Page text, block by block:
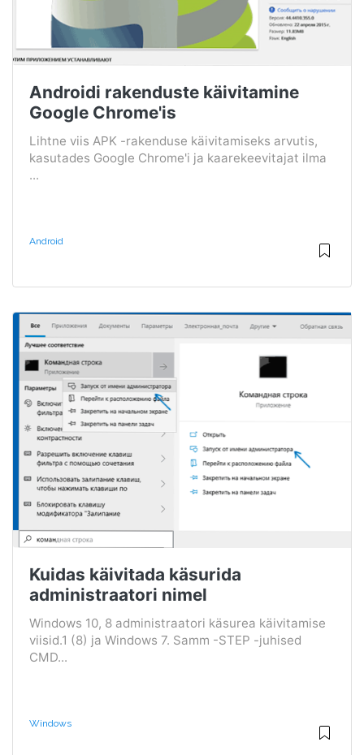
Androidi rakenduste käivitamine
Google Chrome'is
Lihtne viis APK -rakenduse käivitamiseks arvutis,
kasutades Google Chrome'i ja kaarekeevitajat ilma
...
Android
Kuidas käivitada käsurida
administraatori nimel
Windows 10, 8 administraatori käsurea käivitamise
viisid.1 (8) ja Windows 7. Samm -STEP -juhised
CMD...
Windows